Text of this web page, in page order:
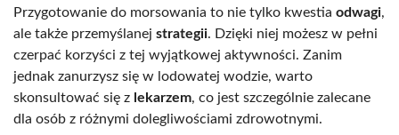
Przygotowanie do morsowania to nie tylko kwestia odwagi,
ale także przemyślanej strategii. Dzięki niej możesz w pełni
czerpać korzyści z tej wyjątkowej aktywności. Zanim
jednak zanurzysz się w lodowatej wodzie, warto
skonsultować się z lekarzem, co jest szczególnie zalecane
dla osób z różnymi dolegliwościami zdrowotnymi.